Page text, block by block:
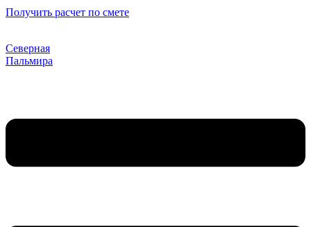
Получить расчет по смете
Северная
Пальмира